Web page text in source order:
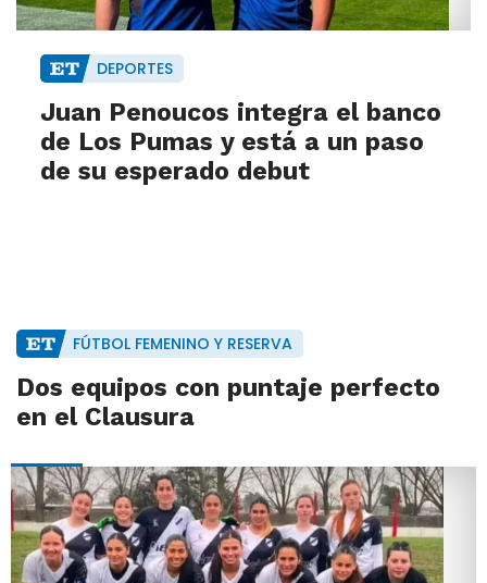
DEPORTES
Juan Penoucos integra el banco
de Los Pumas y está a un paso
de su esperado debut
FÚTBOL FEMENINO Y RESERVA
Dos equipos con puntaje perfecto
en el Clausura